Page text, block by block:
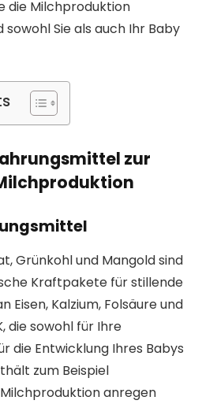
die Milchproduktion
Sie als auch Ihr Baby
zur
Grünkohl und Mangold sind
Kraftpakete für stillende
Eisen, Kalzium, Folsäure und
die sowohl für Ihre
die Entwicklung Ihres Babys
zum Beispiel
anregen